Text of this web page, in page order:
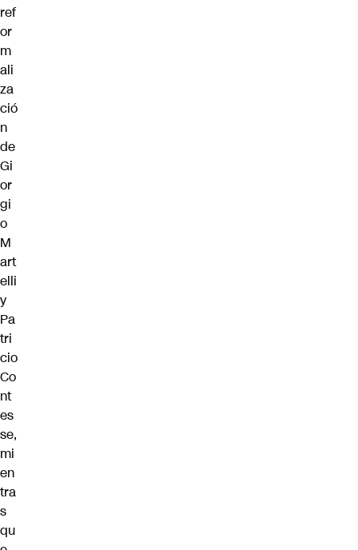
ref
or
m
ali
za
ció
n
de
Gi
or
gi
o
M
art
elli
y
Pa
tri
cio
Co
nt
es
se,
mi
en
tra
s
qu